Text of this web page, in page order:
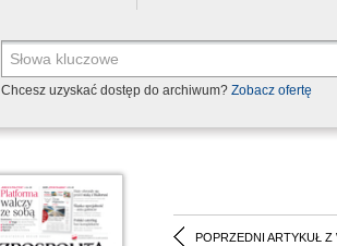
Chcesz uzyskać dostęp do archiwum? Zobacz ofertę
POPRZEDNI ARTYKUŁ Z